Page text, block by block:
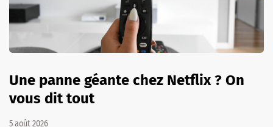
Une panne géante chez Netflix ? On
vous dit tout
5 août 2026